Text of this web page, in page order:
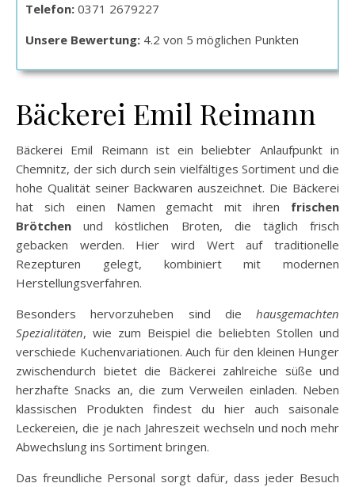
Telefon: 0371 2679227
Unsere Bewertung: 4.2 von 5 möglichen Punkten
Bäckerei Emil Reimann
Bäckerei Emil Reimann ist ein beliebter Anlaufpunkt in
Chemnitz, der sich durch sein vielfältiges Sortiment und die
hohe Qualität seiner Backwaren auszeichnet. Die Bäckerei
hat sich einen Namen gemacht mit ihren frischen
Brötchen und köstlichen Broten, die täglich frisch
gebacken werden. Hier wird Wert auf traditionelle
Rezepturen gelegt, kombiniert mit modernen
Herstellungsverfahren.
Besonders hervorzuheben sind die hausgemachten
Spezialitäten, wie zum Beispiel die beliebten Stollen und
verschiede Kuchenvariationen. Auch für den kleinen Hunger
zwischendurch bietet die Bäckerei zahlreiche süße und
herzhafte Snacks an, die zum Verweilen einladen. Neben
klassischen Produkten findest du hier auch saisonale
Leckereien, die je nach Jahreszeit wechseln und noch mehr
Abwechslung ins Sortiment bringen.
Das freundliche Personal sorgt dafür, dass jeder Besuch